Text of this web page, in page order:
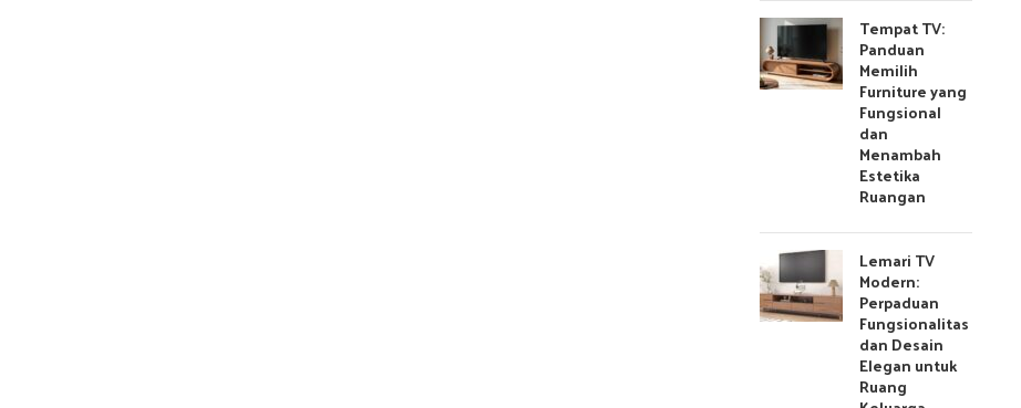
Tempat TV:
Panduan
Memilih
Furniture yang
Fungsional
dan
Menambah
Estetika
Ruangan
Lemari TV
Modern:
Perpaduan
Fungsionalitas
dan Desain
Elegan untuk
Ruang